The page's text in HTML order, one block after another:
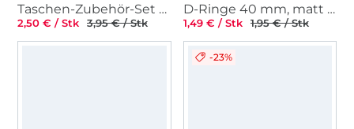
Taschen-Zubehör-Set 3 tlg. 20 mm, silber
2,50 € / Stk 3,95 € / Stk
D-Ringe 40 mm, matt schwarz
1,49 € / Stk 1,95 € / Stk
-23%